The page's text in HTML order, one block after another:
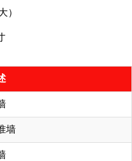
）
墙